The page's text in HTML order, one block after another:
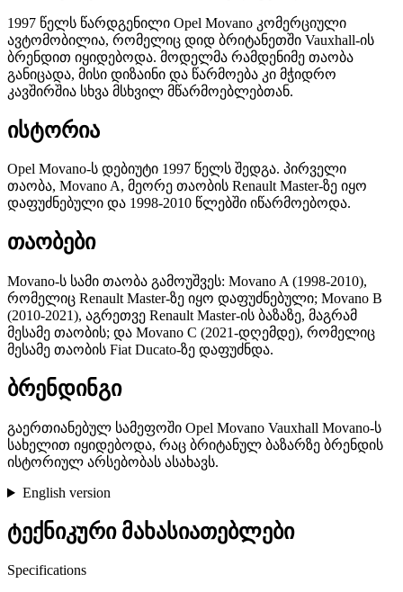
1997 წელს წარდგენილი Opel Movano კომერციული
ავტომობილია, რომელიც დიდ ბრიტანეთში Vauxhall-ის
ბრენდით იყიდებოდა. მოდელმა რამდენიმე თაობა
განიცადა, მისი დიზაინი და წარმოება კი მჭიდრო
კავშირშია სხვა მსხვილ მწარმოებლებთან.
ისტორია
Opel Movano-ს დებიუტი 1997 წელს შედგა. პირველი
თაობა, Movano A, მეორე თაობის Renault Master-ზე იყო
დაფუძნებული და 1998-2010 წლებში იწარმოებოდა.
თაობები
Movano-ს სამი თაობა გამოუშვეს: Movano A (1998-2010),
რომელიც Renault Master-ზე იყო დაფუძნებული; Movano B
(2010-2021), აგრეთვე Renault Master-ის ბაზაზე, მაგრამ
მესამე თაობის; და Movano C (2021-დღემდე), რომელიც
მესამე თაობის Fiat Ducato-ზე დაფუძნდა.
ბრენდინგი
გაერთიანებულ სამეფოში Opel Movano Vauxhall Movano-ს
სახელით იყიდებოდა, რაც ბრიტანულ ბაზარზე ბრენდის
ისტორიულ არსებობას ასახავს.
English version
ტექნიკური მახასიათებლები
Specifications